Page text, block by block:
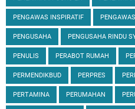
PENGAWAS INSPIRATIF
PENGUSAHA PENGUSAHA RINDU
PENULIS PERABOT RUMAH
PERMENDIKBUD PERPRES
PERTAMINA PERUMAHAN